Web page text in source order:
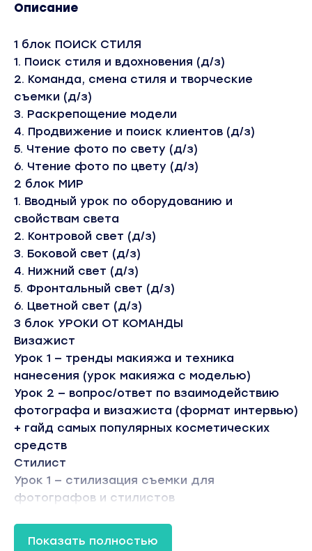
Описание
1 блок ПОИСК СТИЛЯ
1. Поиск стиля и вдохновения (д/з)
2. Команда, смена стиля и творческие
съемки (д/з)
3. Раскрепощение модели
4. Продвижение и поиск клиентов (д/з)
5. Чтение фото по свету (д/з)
6. Чтение фото по цвету (д/з)
2 блок МИР
1. Вводный урок по оборудованию и
свойствам света
2. Контровой свет (д/з)
3. Боковой свет (д/з)
4. Нижний свет (д/з)
5. Фронтальный свет (д/з)
6. Цветной свет (д/з)
3 блок УРОКИ ОТ КОМАНДЫ
Визажист
Урок 1 — тренды макияжа и техника
нанесения (урок макияжа с моделью)
Урок 2 — вопрос/ответ по взаимодействию
фотографа и визажиста (формат интервью)
+ гайд самых популярных косметических
средств
Стилист
Урок 1 — стилизация съемки для
фотографов и стилистов
Показать полностью